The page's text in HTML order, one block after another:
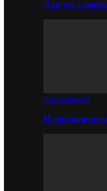
Для чего
Автозапчасти